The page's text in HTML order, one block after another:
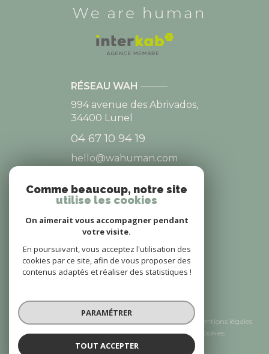
RÉSEAU WAH
994 avenue des Abrivados,
34400 Lunel
04 67 10 94 19
hello@wahuman.com
NOS RÉSEAUX
NOUS SUIVRE
Nos honoraires
Nos partenaires
Mentions légales
Admin
Politique RGPD Cookies
Comme beaucoup, notre site
utilise les cookies
On aimerait vous accompagner pendant
votre visite.
En poursuivant, vous acceptez l'utilisation des
cookies par ce site, afin de vous proposer des
contenus adaptés et réaliser des statistiques !
PARAMÉTRER
TOUT ACCEPTER